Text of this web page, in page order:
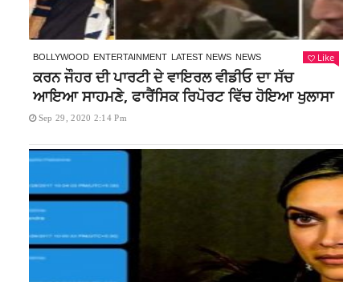
BOLLYWOOD ENTERTAINMENT LATEST NEWS NEWS Like
ਕਰਨ ਜੌਹਰ ਦੀ ਪਾਰਟੀ ਦੇ ਵਾਇਰਲ ਵੀਡੀਓ ਦਾ ਸੱਚ
ਆਇਆ ਸਾਹਮਣੇ, ਫਾਰੈਂਸਿਕ ਰਿਪੋਰਟ ਵਿੱਚ ਹੋਇਆ ਖੁਲਾਸਾ
Sep 29, 2020 2:14 Pm